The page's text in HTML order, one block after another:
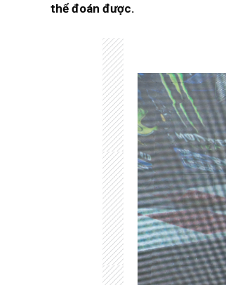
thể đoán được.